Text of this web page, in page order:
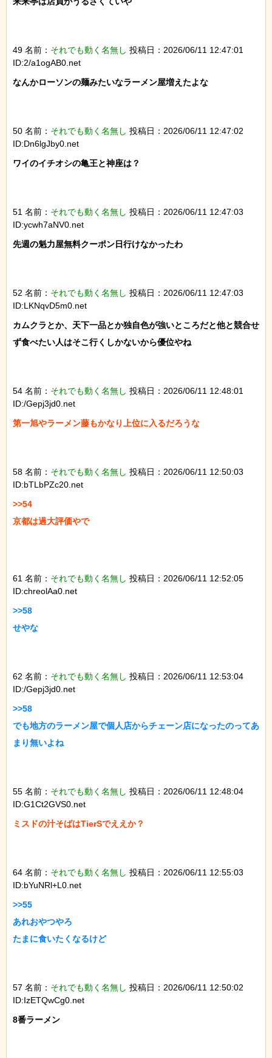
49 名前： それでも動く名無し 投稿日：2026/06/11 12:47:01
ID:2/a1ogAB0.net
なんかローソンの麺みたいなラーメン屋増えたよな
50 名前： それでも動く名無し 投稿日：2026/06/11 12:47:02
ID:Dn6lgJby0.net
ワイのイチオシの亀王と神座は？
51 名前： それでも動く名無し 投稿日：2026/06/11 12:47:03
ID:ycwh7aNV0.net
先週の魁力屋無料クーポン日行けなかったわ
52 名前： それでも動く名無し 投稿日：2026/06/11 12:47:03
ID:LKNqvD5m0.net
カムクラとか、天下一品とか独自色が強いところだと他と競合せ
ず食べたい人はそこ行くしかないから優位やね
54 名前： それでも動く名無し 投稿日：2026/06/11 12:48:01
ID:/Gepj3jd0.net
第一旭やラーメン藤もかなり上位に入るだろうな
58 名前： それでも動く名無し 投稿日：2026/06/11 12:50:03
ID:bTLbPZc20.net
>>54
京都は過大評価やで
61 名前： それでも動く名無し 投稿日：2026/06/11 12:52:05
ID:chreolAa0.net
>>58
せやな
62 名前： それでも動く名無し 投稿日：2026/06/11 12:53:04
ID:/Gepj3jd0.net
>>58
でも地方のラーメン屋で個人店からチェーン店になったのってあ
まり無いよね
55 名前： それでも動く名無し 投稿日：2026/06/11 12:48:04
ID:G1Ct2GVS0.net
ミスドの汁そばはTierSでええか？
64 名前： それでも動く名無し 投稿日：2026/06/11 12:55:03
ID:bYuNRl+L0.net
>>55
あれおやつやろ
たまに食いたくなるけど
57 名前： それでも動く名無し 投稿日：2026/06/11 12:50:02
ID:IzETQwCg0.net
8番ラーメン